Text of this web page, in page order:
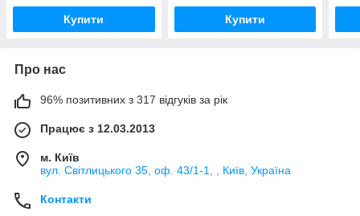
Купити Купити
Про нас
96% позитивних з 317 відгуків за рік
Працює з 12.03.2013
м. Київ
вул. Світлицького 35, оф. 43/1-1, , Київ, Україна
Контакти